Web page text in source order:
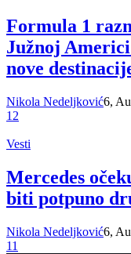
Formula 1
Južnoj
nove
Nikola Nedeljković6,
12
Vesti
Mercedes
biti potpuno
Nikola Nedeljković6,
11